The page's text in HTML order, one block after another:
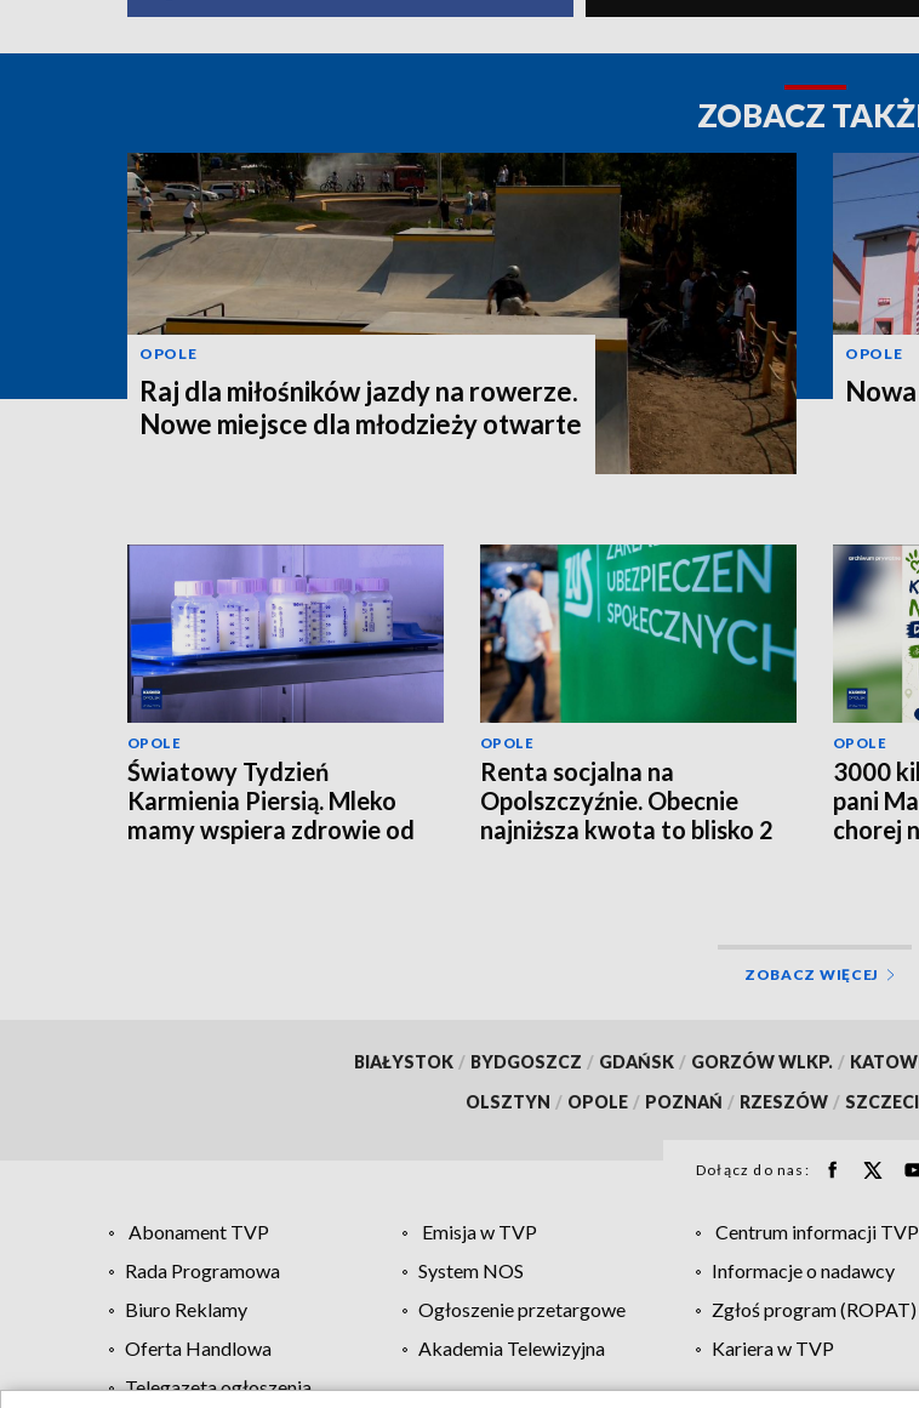
ZOBACZ
OPOLE
Raj dla miłośników jazdy na rowerze.
Nowe miejsce dla młodzieży otwarte
OPOLE
OPOLE
Światowy Tydzień
Karmienia Piersią. Mleko
mamy wspiera zdrowie od
OPOLE
Renta socjalna na
Opolszczyźnie. Obecnie
najniższa kwota to blisko 2
OPOLE
3000
pani
chorej
ZOBACZ WIĘCEJ
BIAŁYSTOK / BYDGOSZCZ / GDAŃSK / GORZÓW WLKP. /
OLSZTYN / OPOLE / POZNAŃ / RZESZÓW /
Dołącz do nas:
Abonament TVP Emisja w TVP Centrum informacji TVP
Rada Programowa
System NOS Informacje o nadawcy
Biuro Reklamy
Ogłoszenie przetargowe Zgłoś program (ROPAT)
Oferta Handlowa
Akademia Telewizyjna Kariera w TVP
Telegazeta ogłoszenia